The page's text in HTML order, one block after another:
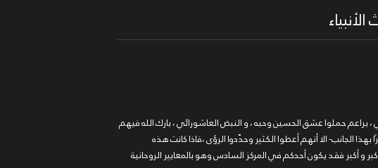
، براعم حملوا عشق الحسين وحبه ، و النبض العاشورائي ، بارك الله فيهم
الجانب- الا أنهم أعطوا الكثير وحدّدوا الرؤى ،فاذا كانت هذه
و أكبر فقد يكون أحدكم في المركز السادس وهو بالمعايير الروحانية